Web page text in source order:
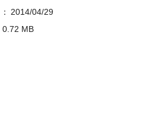
2014/04/29
0.72 MB